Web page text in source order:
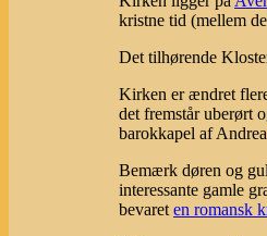
kristne tid (mellem
Det tilhørende
Kirken er ændret
det fremstår uberørt
barokkapel af
Bemærk døren og
interessante gamle
bevaret en romansk